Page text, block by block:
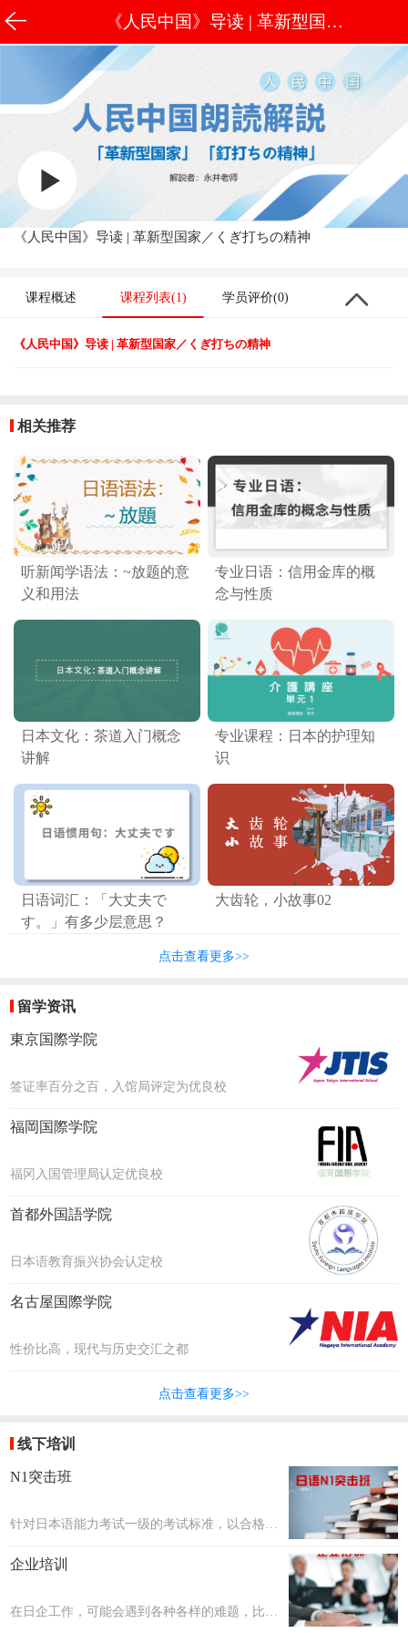
《人民中国》导读 | 革新型国家
《人民中国》导读 | 革新型国家／くぎ打ちの精神
课程概述 课程列表(1) 学员评价(0)
《人民中国》导读 | 革新型国家／くぎ打ちの精神
相关推荐
听新闻学语法：~放题的意
义和用法
专业日语：信用金库的概
念与性质
日本文化：茶道入门概念
讲解
专业课程：日本的护理知
识
日语词汇：「大丈夫で
す。」有多少层意思？
大齿轮，小故事02
点击查看更多>>
留学资讯
東京国際学院
签证率百分之百，入馆局评定为优良校
福岡国際学院
福冈入国管理局认定优良校
首都外国語学院
日本语教育振兴协会认定校
名古屋国際学院
性价比高，现代与历史交汇之都
点击查看更多>>
线下培训
N1突击班
针对日本语能力考试一级的考试标准，以合格考
核为目标，共设置20个课时~40个课时，每个课
定。
企业培训
在日企工作，可能会遇到各种各样的难题，比如